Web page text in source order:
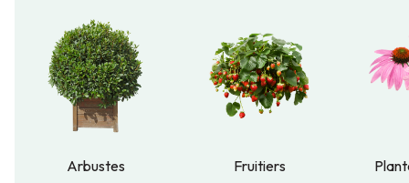
Arbustes
Fruitiers